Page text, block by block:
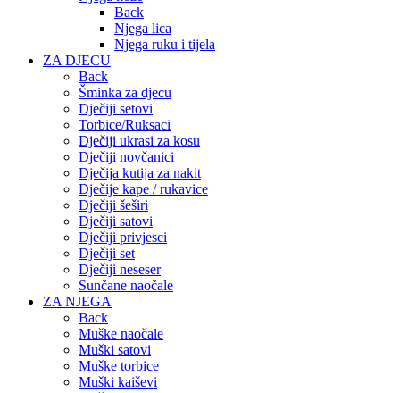
Back
Njega lica
Njega ruku i tijela
ZA DJECU
Back
Šminka za djecu
Dječiji setovi
Torbice/Ruksaci
Dječiji ukrasi za kosu
Dječiji novčanici
Dječija kutija za nakit
Dječije kape / rukavice
Dječiji šeširi
Dječiji satovi
Dječiji privjesci
Dječiji set
Dječiji neseser
Sunčane naočale
ZA NJEGA
Back
Muške naočale
Muški satovi
Muške torbice
Muški kaiševi